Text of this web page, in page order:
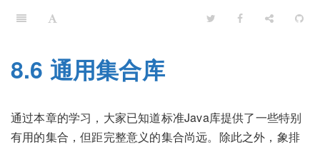
8.6 通用集合库
通过本章的学习，大家已知道标准Java库提供了一些特别
有用的集合，但距完整意义的集合尚远。除此之外，象排